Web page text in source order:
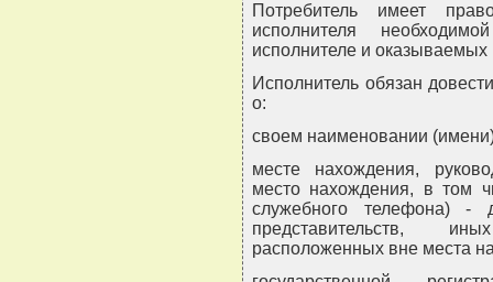
Потребитель имеет
исполнителя
исполнителе и
Исполнитель обязан
о:
своем наименовании
месте нахождения,
место нахождения, в том
служебного телефона) -
представительств,
расположенных вне места